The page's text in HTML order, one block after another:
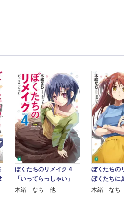
ぼくたちのリメイク４
「いってらっしゃい」
木緒 なち 他
ぼくたちの
ぼくたちに
木緒 な